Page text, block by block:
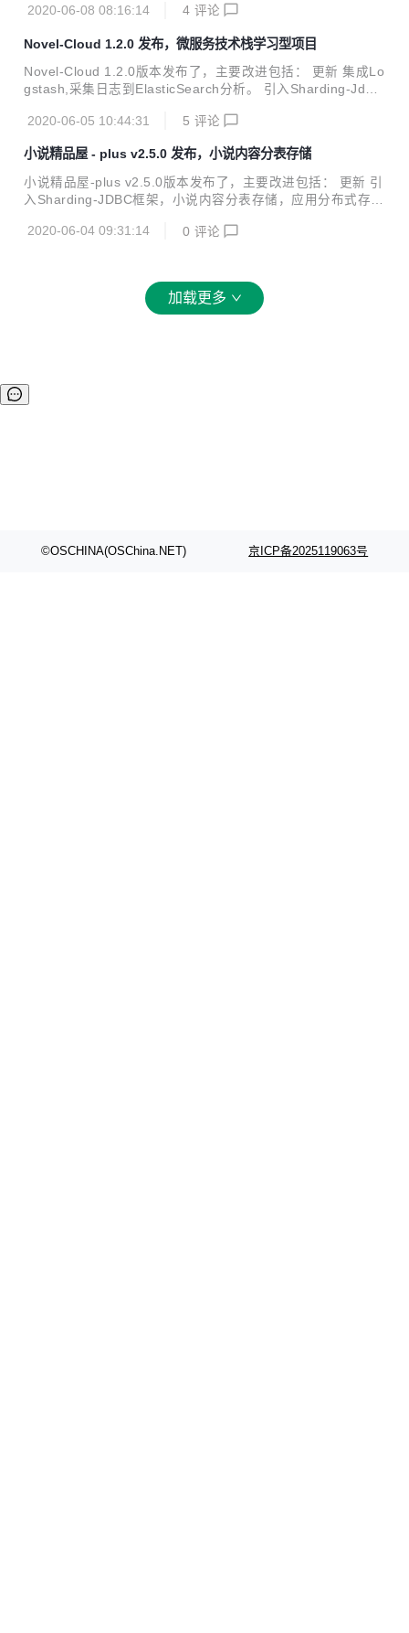
动推送到百度搜索引擎等功能。 软件架构 前台web网站架
说网站业务难度适中，没有商城系统那种复杂的业务。但是作
所以高并发、高可用、高性能、高容错、可扩展性、可维护性
也是小说网站设计需要考虑的问题，商城系统中所用到的技术
同样适用于小说网站。综上所述，使用微服务架构来构建一个
小说门户平台是非常有必要的，利用微服务构建的小说门户平
台来学习现下流行技术相较于业务比较复杂的商场系统来说也
2020-06-08 08:16:14 4 评论
Novel-Cloud 1.2.0 发布，微服务技术栈学习型项目
Novel-Cloud 1.2.0版本发布了，主要改进包括： 更新 集成Lo
gstash,采集日志到ElasticSearch分析。 引入Sharding-Jdbc
布式存储、无限扩容方案。 背景 小说网站业务难度适中，没
面对大规模用户和海量数据的处理，所以高并发、高可用、高
性能、高容错、可扩展性、可维护性也是小说网站设计需要考
虑的问题，商城系统中所用到的技术同样适用于小说网站。综
上所述，使用微服务架构来构建一个小说门户平台是非常有必
要的，利用微服务构建的小说门户平台来学习现下流行技术相
2020-06-05 10:44:31 5 评论
小说精品屋 - plus v2.5.0 发布，小说内容分表存储
小说精品屋-plus v2.5.0版本发布了，主要改进包括： 更新 引
入Sharding-JDBC框架，小说内容分表存储，应用分布式存储
老用户升级v2.5.0之后的版本需要关闭分表功能，否则会造成
完善的小说弹幕网站，包含精品小说专区、轻小说专区和漫画
专区。包括小说/漫画分类、小说/漫画搜索、小说/漫画排行、
2020-06-04 09:31:14 0 评论
加载更多
©OSCHINA(OSChina.NET) 京ICP备2025119063号